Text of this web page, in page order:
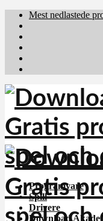
Mest nedlastede
Programvare
Spill
Drivere
Download